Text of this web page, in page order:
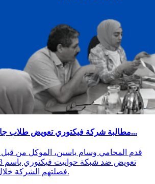
مطالبة شركة فيكتوري تعويض طلاب جامعيين أقالتهم ب 200...
قدم المحامي وسام ياسين، الموكل من
فصلتهم الشركة خلال احداث الشهر الاخير.